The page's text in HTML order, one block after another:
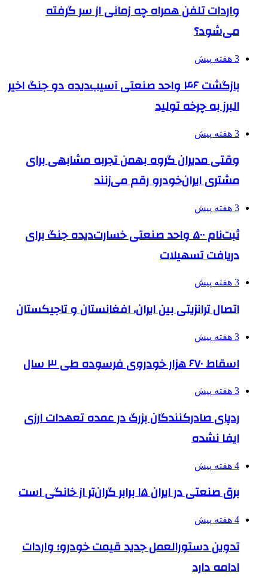
واردات تلفن همراه چه زمانی از سر گرفته
می‌شود؟
3 هفته پیش
بازگشت ۴۶ واحد صنعتی آسیب‌دیده دو جنگ اخیر
البرز به چرخه تولید
3 هفته پیش
وقتی مدیران گروه بهمن تجربه مشابهی برای
مشتری ایران‌خودرو رقم می‌زنند
3 هفته پیش
ثبت‌نام ۵۰۰ واحد صنعتی خسارت‌دیده جنگ برای
دریافت تسهیلات
3 هفته پیش
اتصال ترانزیتی بین ایران، افغانستان و تاجیکستان
3 هفته پیش
اسقاط ۶۷۰ هزار خودروی فرسوده طی ۳ سال
3 هفته پیش
ردپای صادرکنندگان بزرگ در عمده تعهدات ارزی
ایفا نشده
4 هفته پیش
برق صنعتی در ایران ۱۵ برابر گران‌تر از خانگی است
4 هفته پیش
تدوین دستورالعمل جدید قیمت خودرو؛ واردات
ادامه دارد